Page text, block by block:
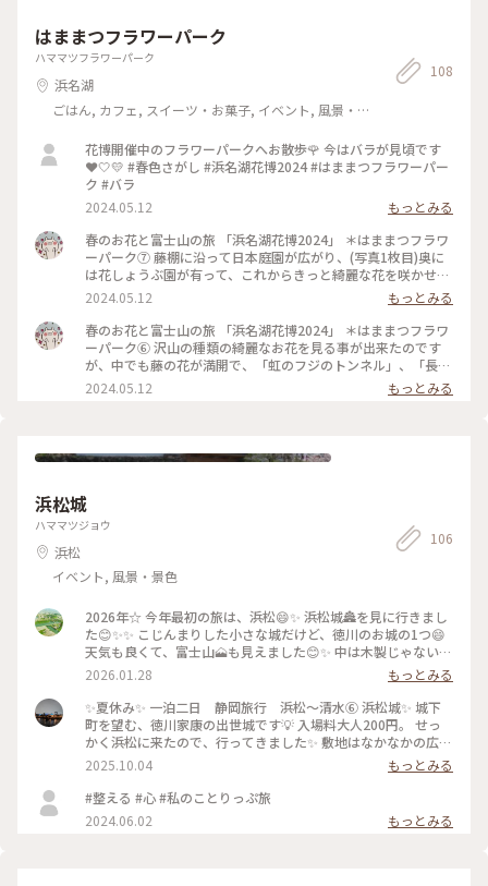
2026.1.14 #御殿場高原時之栖 #開運旅
はままつフラワーパーク
ハママツフラワーパーク
浜名湖
ごはん, カフェ, スイーツ・お菓子, イベント, 風景・
108
花博開催中のフラワーパークへお散歩🌹 今はバラが見頃です
❤️🤍💛 #春色さがし #浜名湖花博2024 #はままつフラワーパー
ク #バラ
2024.05.12
もっとみる
春のお花と富士山の旅 「浜名湖花博2024」 ＊はままつフラワ
ーパーク⑦ 藤棚に沿って日本庭園が広がり、(写真1枚目)奥に
は花しょうぶ園が有って、これからきっと綺麗な花を咲かせる
と思います。(写真2枚目) 広い園内には「フラワートレイン」
(写真3枚目)が走っていたり、「思いやりエレベーター」や救
護室も有り、お子様連れやお年寄りにも優しい施設環境が整っ
ていました。 レストランやカフェも有り、芝生広場にはキッ
チンカーも来ていて、秋田名物ババヘラアイスの様に可愛らし
い「みっちゃんヘラあいす」を食べました。高知名物アイスク
リンみたいにさっぱりとして美味しかったです。 最後にメイン
りがとうございました。 「浜名湖花博2024」に来て本当に良
まつフラワーパーク#日本庭園#フラワートレイン#みっちゃん
ヘラあいす#浜名湖ガーデンパーク#私のことりっぷ旅#春色さ
がし
2024.05.12
もっとみる
春のお花と富士山の旅 「浜名湖花博2024」 ＊はままつフラワ
ーパーク⑥ 沢山の種類の綺麗なお花を見る事が出来たのです
が、中でも藤の花が満開で、「虹のフジのトンネル」、「長フ
ジ棚」、「白フジ」、「八重フジ」、「9尺フジ」、花しょう
ぶ園の奥にも藤棚が有って、色んな種類の藤の花を楽しむ事が
きないため、頬杖をつくように支柱を立てて支えています。 ・
園内一番の目玉。 青紫色の花房を100～200cmほどの長さ
まで伸ばす品種。 #春のお花と富士山の旅＃浜名湖花博2024#
はままつフラワーパーク#フジ#昭和白フジ#昭和白フジ庭木仕
立て#八重黒龍藤#本紅藤#九尺藤#私のことりっぷ旅#春色さが
し
2024.05.12 もっとみる
浜松城
ハママツジョウ
浜松
イベント, 風景・景色
106
2026年☆ 今年最初の旅は、浜松😄✨ 浜松城🏯を見に行きまし
た😊✨✨ こじんまりした小さな城だけど、徳川のお城の1つ😄
天気も良くて、富士山🗻も見えました😊✨ 中は木製じゃないけ
ど、展示物は徳川家康に繋がる品々 私自身も、徳川家康に繋が
る場所出身なだけに、徳川の家紋は見慣れてるし😊 徳川家康
は好きな方だよ😄 家康公ゆかりの四城も、制覇したい✨✨ 岡
崎城🏯 田中城🏯 駿府城🏯 にも行かねば(๑•̀ㅁ•́ฅ✧ ってか🙄 確
か駿府城は駿府城跡で公園しか無かったよなσ( ･Δ･ )? 櫓はあ
パークでアザラシ見てきました🦭 のんほいパークのアザラシ
って可愛いんだよ(๑ˊ͈ ꇴ ˋ͈)♡॰ॱ まぁ、今回も食のトラブルはあっ
たけど😅 全体的には良かった😊
2026.01.28
もっとみる
✨️夏休み✨️ 一泊二日 静岡旅行 浜松〜清水⑥ 浜松城✨️ 城下
町を望む、徳川家康の出世城です💡 入場料大人200円。 せっ
かく浜松に来たので、行ってきました✨️ 敷地はなかなかの広さ
2025.10.04
もっとみる
#整える #心 #私のことりっぷ旅
2024.06.02
もっとみる